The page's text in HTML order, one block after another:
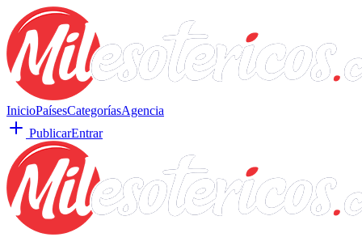
InicioPaísesCategoríasAgencia
PublicarEntrar